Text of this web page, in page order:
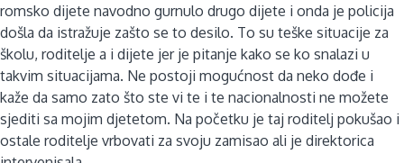
romsko dijete navodno gurnulo drugo dijete i onda je policija
došla da istražuje zašto se to desilo. To su teške situacije za
školu, roditelje a i dijete jer je pitanje kako se ko snalazi u
takvim situacijama. Ne postoji mogućnost da neko dođe i
kaže da samo zato što ste vi te i te nacionalnosti ne možete
sjediti sa mojim djetetom. Na početku je taj roditelj pokušao i
ostale roditelje vrbovati za svoju zamisao ali je direktorica